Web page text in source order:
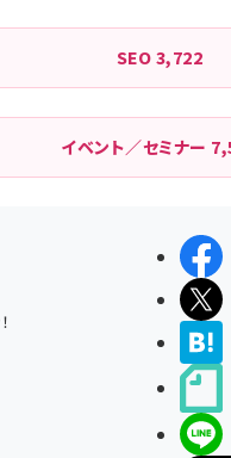
SEO 3,722
イベント／セミナー